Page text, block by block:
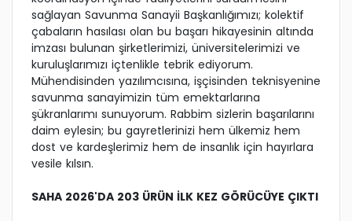
sağlayan Savunma Sanayii Başkanlığımızı; kolektif
çabaların hasılası olan bu başarı hikayesinin altında
imzası bulunan şirketlerimizi, üniversitelerimizi ve
kuruluşlarımızı içtenlikle tebrik ediyorum.
Mühendisinden yazılımcısına, işçisinden teknisyenine
savunma sanayimizin tüm emektarlarına
şükranlarımı sunuyorum. Rabbim sizlerin başarılarını
daim eylesin; bu gayretlerinizi hem ülkemiz hem
dost ve kardeşlerimiz hem de insanlık için hayırlara
vesile kılsın.
SAHA 2026'DA 203 ÜRÜN İLK KEZ GÖRÜCÜYE ÇIKTI